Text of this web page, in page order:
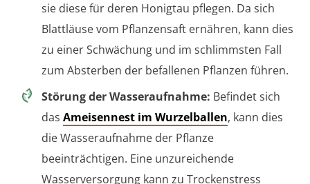
sie diese für deren Honigtau pflegen. Da sich
Blattläuse vom Pflanzensaft ernähren, kann dies
zu einer Schwächung und im schlimmsten Fall
zum Absterben der befallenen Pflanzen führen.
Störung der Wasseraufnahme: Befindet sich
das Ameisennest im Wurzelballen, kann dies
die Wasseraufnahme der Pflanze
beeinträchtigen. Eine unzureichende
Wasserversorgung kann zu Trockenstress